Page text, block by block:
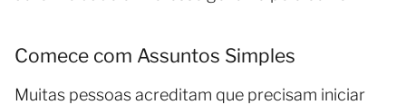
Comece com Assuntos Simples
Muitas pessoas acreditam que precisam iniciar